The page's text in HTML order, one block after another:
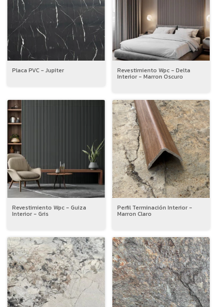
Placa PVC - Jupiter Revestimiento Wpc - Delta
Interior - Marron Oscuro
Revestimiento Wpc - Guiza
Interior - Gris
Perfil Terminación Interior -
Marron Claro